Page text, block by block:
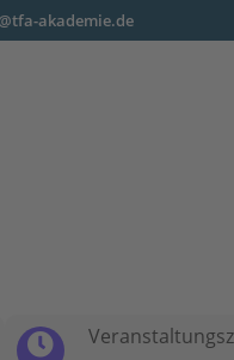
akademie.de